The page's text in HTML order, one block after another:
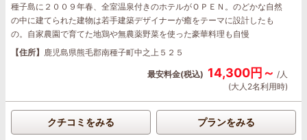
種子島に２００９年春、全室温泉付きのホテルがＯＰＥＮ。のどかな自然
の中に建てられた建物は若手建築デザイナーが癒をテーマに設計したも
の。自家農園で育てた地鶏や無農薬野菜を使った豪華料理も自慢
【住所】 鹿児島県熊毛郡南種子町中之上５２５
最安料金(税込) 14,300円～ /人
(大人2名利用時)
クチコミをみる プランをみる